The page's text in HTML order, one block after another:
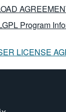
Program
LICENSE